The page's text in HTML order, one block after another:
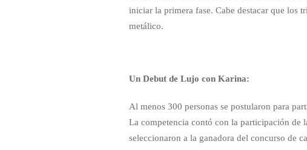
iniciar la primera fase. Cabe destacar que los
metálico.
Un Debut de Lujo con Karina:
Al menos 300 personas se postularon para
La competencia contó con la participación de
seleccionaron a la ganadora del concurso de